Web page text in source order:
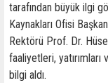
tarafından büyük ilgi
Kaynakları Ofisi
Rektörü Prof. Dr.
faaliyetleri,
bilgi aldı.